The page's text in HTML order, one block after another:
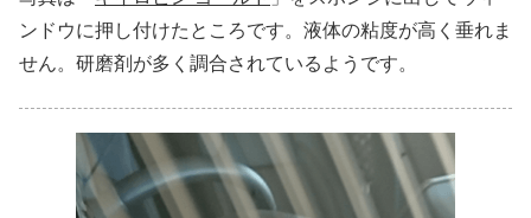
ンドウに押し付けたところです。液体の粘度が高く垂れま
せん。研磨剤が多く調合されているようです。